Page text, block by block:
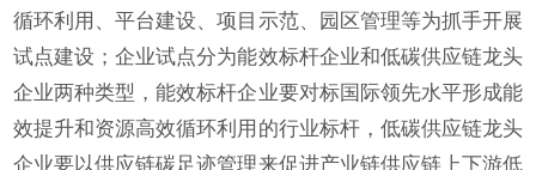
循环利用、平台建设、项目示范、园区管理等为抓手开展
试点建设；企业试点分为能效标杆企业和低碳供应链龙头
企业两种类型，能效标杆企业要对标国际领先水平形成能
效提升和资源高效循环利用的行业标杆，低碳供应链龙头
企业要以供应链碳足迹管理来促进产业链供应链上下游低